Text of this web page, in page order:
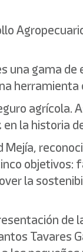
gama
la historia
objetivos:
la
de
Tavares